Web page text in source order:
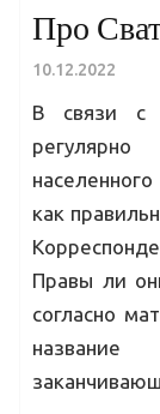
Про
10.12.2022
В связи с
как
Правы ли
согласно